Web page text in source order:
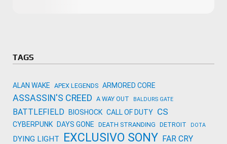
TAGS
ALAN WAKE APEX LEGENDS ARMORED CORE
ASSASSIN'S CREED A WAY OUT BALDURS GATE
BATTLEFIELD BIOSHOCK CALL OF DUTY CS
CYBERPUNK DAYS GONE DEATH STRANDING DETROIT DOTA
DYING LIGHT EXCLUSIVO SONY FAR CRY